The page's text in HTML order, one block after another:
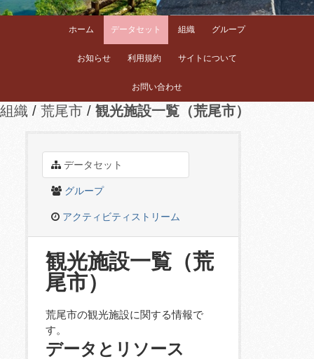
ホーム データセット 組織 グループ
お知らせ 利用規約 サイトについて
お問い合わせ
組織 荒尾市 観光施設一覧（荒尾市）
データセット
グループ
アクティビティストリーム
観光施設一覧（荒
尾市）
荒尾市の観光施設に関する情報で
す。
データとリソース